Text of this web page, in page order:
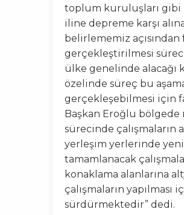
toplum kuruluşları gibi
iline depreme karşı
belirlememiz
gerçekleştirilmesi
ülke genelinde alacağı
özelinde süreç bu
gerçekleşebilmesi için
Başkan Eroğlu
sürecinde çalışmaların
yerleşim yerlerinde
tamamlanacak
konaklama alanlarına
çalışmaların
sürdürmektedir” dedi.